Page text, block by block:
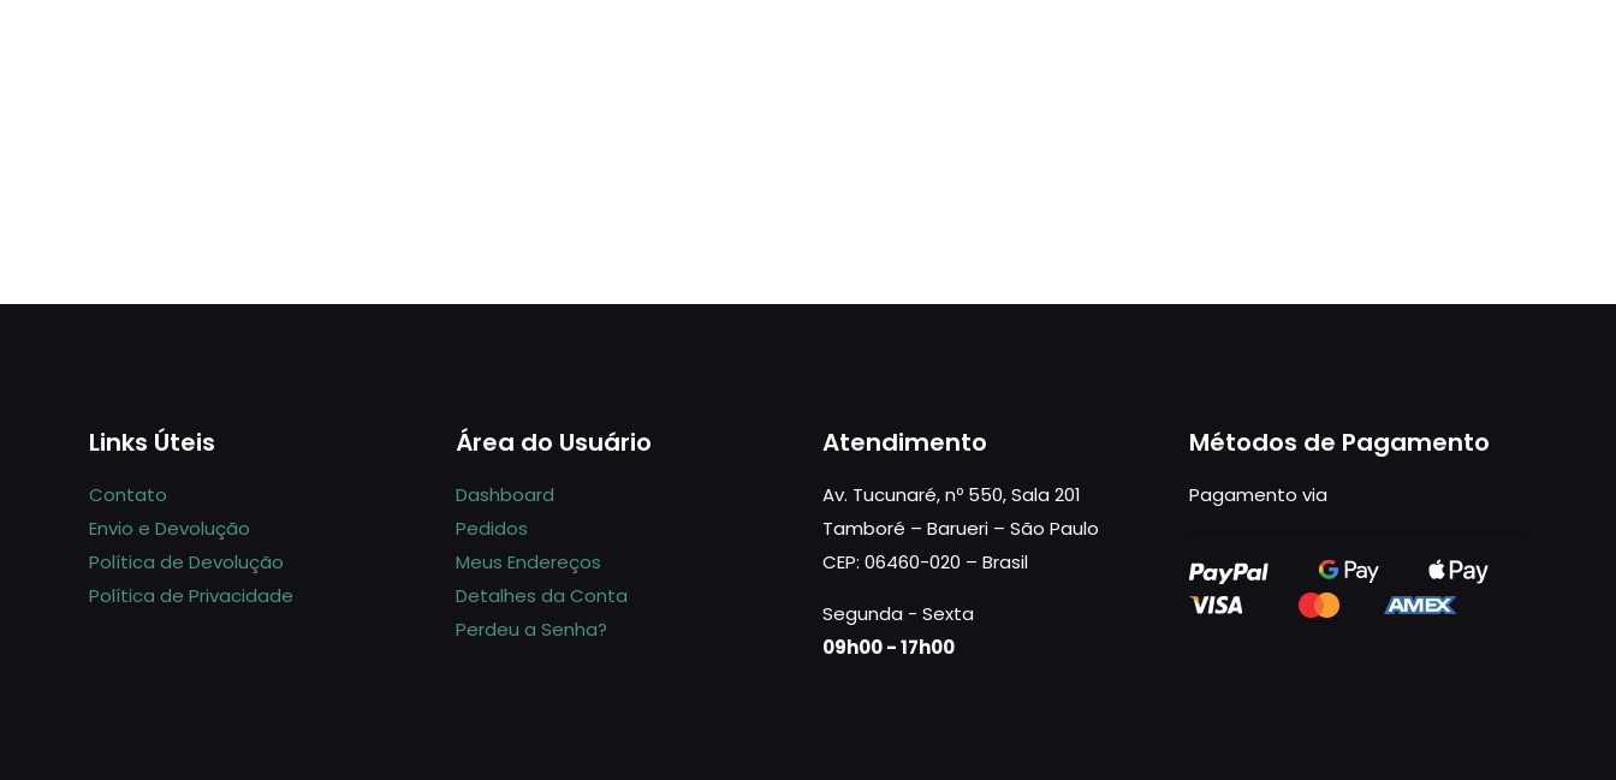
Links Úteis
Contato
Envio e Devolução
Política de Devolução
Política de Privacidade
Área do Usuário
Dashboard
Pedidos
Meus Endereços
Detalhes da Conta
Perdeu a Senha?
Atendimento
Av. Tucunaré, nº 550, Sala 201
Tamboré – Barueri – São Paulo
CEP: 06460-020 – Brasil
Segunda - Sexta
09h00 - 17h00
Métodos de Pagamento
Pagamento via